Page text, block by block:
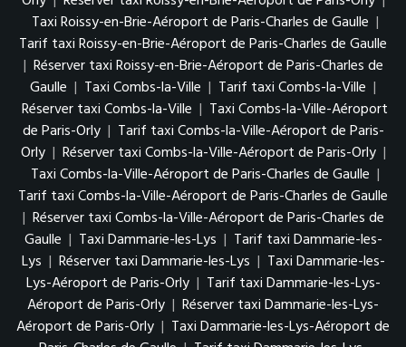
Taxi Roissy-en-Brie-Aéroport de Paris-Charles de Gaulle |
Tarif taxi Roissy-en-Brie-Aéroport de Paris-Charles de Gaulle
| Réserver taxi Roissy-en-Brie-Aéroport de Paris-Charles de
Gaulle | Taxi Combs-la-Ville | Tarif taxi Combs-la-Ville |
Réserver taxi Combs-la-Ville | Taxi Combs-la-Ville-Aéroport
de Paris-Orly | Tarif taxi Combs-la-Ville-Aéroport de Paris-
Orly | Réserver taxi Combs-la-Ville-Aéroport de Paris-Orly |
Taxi Combs-la-Ville-Aéroport de Paris-Charles de Gaulle |
Tarif taxi Combs-la-Ville-Aéroport de Paris-Charles de Gaulle
| Réserver taxi Combs-la-Ville-Aéroport de Paris-Charles de
Gaulle | Taxi Dammarie-les-Lys | Tarif taxi Dammarie-les-
Lys | Réserver taxi Dammarie-les-Lys | Taxi Dammarie-les-
Lys-Aéroport de Paris-Orly | Tarif taxi Dammarie-les-Lys-
Aéroport de Paris-Orly | Réserver taxi Dammarie-les-Lys-
Aéroport de Paris-Orly | Taxi Dammarie-les-Lys-Aéroport de